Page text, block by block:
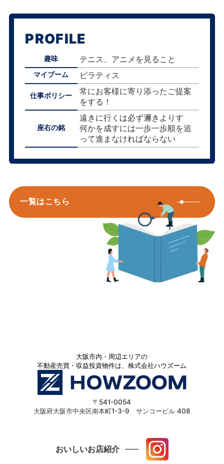
PROFILE
趣味 テニス、アニメを見ること
マイブーム ピラティス
仕事ポリシー
常にお客様に寄り添ったご提案
をする！
座右の銘
遠きに行くは必ず邇きよりす
何かを成すには一歩一歩順を追
って進まなければならない
一覧はこちら
大阪市内・周辺エリアの
不動産売買・収益投資物件は、株式会社ハウズーム
〒541-0054
大阪府大阪市中央区南本町1-3-9 サンコービル 408
おいしいお店紹介